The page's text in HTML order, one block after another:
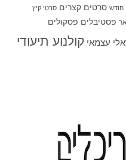
חודש סרטים קצרים סרטי קיץ
פסטיבלים פסקולים
עצמאי קולנוע תיעודי